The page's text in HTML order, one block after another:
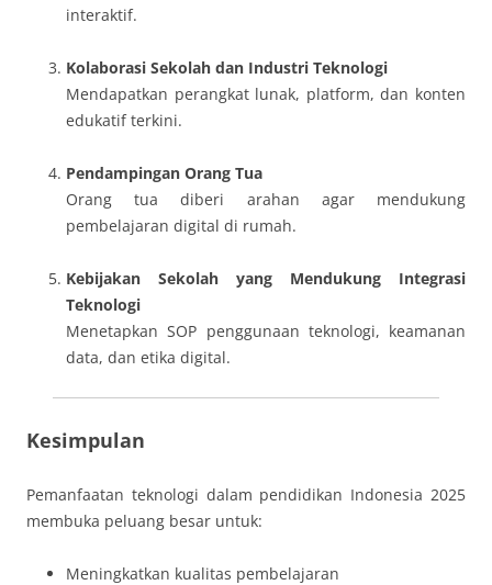
interaktif.
Kolaborasi Sekolah dan Industri Teknologi
Mendapatkan perangkat lunak, platform, dan konten
edukatif terkini.
Pendampingan Orang Tua
Orang tua diberi arahan agar mendukung
pembelajaran digital di rumah.
Kebijakan Sekolah yang Mendukung Integrasi
Teknologi
Menetapkan SOP penggunaan teknologi, keamanan
data, dan etika digital.
Kesimpulan
Pemanfaatan teknologi dalam pendidikan Indonesia 2025
membuka peluang besar untuk:
Meningkatkan kualitas pembelajaran